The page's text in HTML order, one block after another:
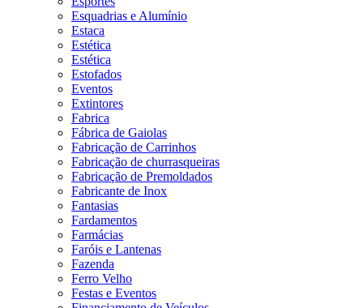
Esquadrias e Alumínio
Estaca
Estética
Estética
Estofados
Eventos
Extintores
Fabrica
Fábrica de Gaiolas
Fabricação de Carrinhos
Fabricação de churrasqueiras
Fabricação de Premoldados
Fabricante de Inox
Fantasias
Fardamentos
Farmácias
Faróis e Lantenas
Fazenda
Ferro Velho
Festas e Eventos